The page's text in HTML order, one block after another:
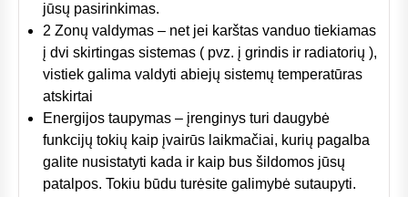
jūsų pasirinkimas.
2 Zonų valdymas – net jei karštas vanduo tiekiamas
į dvi skirtingas sistemas ( pvz. į grindis ir radiatorių ),
vistiek galima valdyti abiejų sistemų temperatūras
atskirtai
Energijos taupymas – įrenginys turi daugybė
funkcijų tokių kaip įvairūs laikmačiai, kurių pagalba
galite nusistatyti kada ir kaip bus šildomos jūsų
patalpos. Tokiu būdu turėsite galimybė sutaupyti.